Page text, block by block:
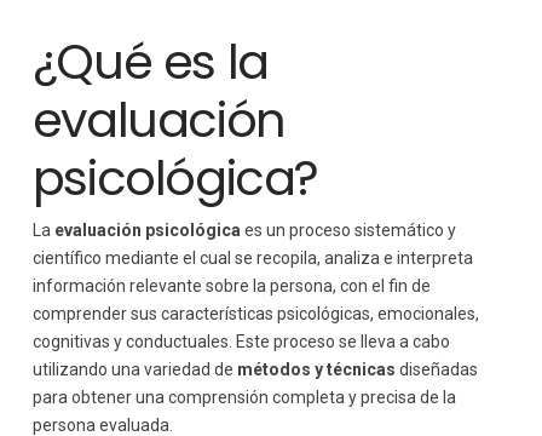
¿Qué es la
evaluación
psicológica?
La evaluación psicológica es un proceso sistemático y
científico mediante el cual se recopila, analiza e interpreta
información relevante sobre la persona, con el fin de
comprender sus características psicológicas, emocionales,
cognitivas y conductuales. Este proceso se lleva a cabo
utilizando una variedad de métodos y técnicas diseñadas
para obtener una comprensión completa y precisa de la
persona evaluada.